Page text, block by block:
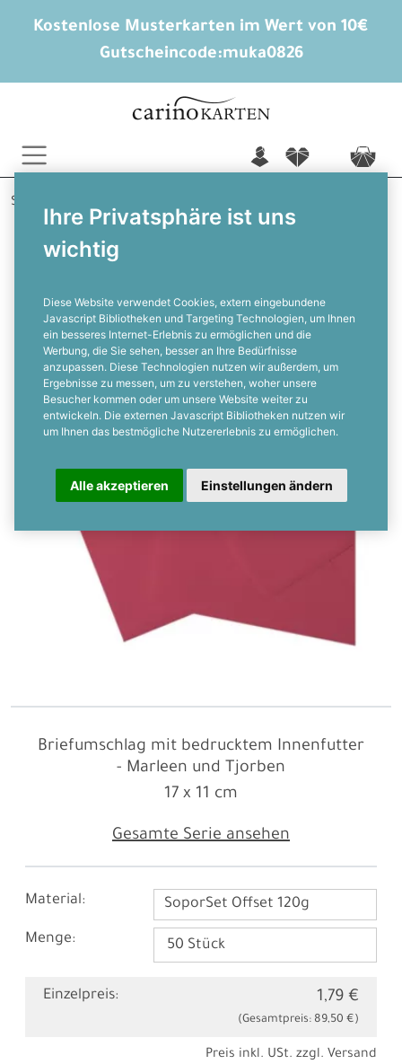
Kostenlose Musterkarten im Wert von 10€
Gutscheincode:muka0826
Ihre Privatsphäre ist uns
wichtig
Diese Website verwendet Cookies, extern eingebundene
Javascript Bibliotheken und Targeting Technologien, um Ihnen
ein besseres Internet-Erlebnis zu ermöglichen und die
Werbung, die Sie sehen, besser an Ihre Bedürfnisse
anzupassen. Diese Technologien nutzen wir außerdem, um
Ergebnisse zu messen, um zu verstehen, woher unsere
Besucher kommen oder um unsere Website weiter zu
entwickeln. Die externen Javascript Bibliotheken nutzen wir
um Ihnen das bestmögliche Nutzererlebnis zu ermöglichen.
Alle akzeptieren Einstellungen ändern
n f c
Startseite
Briefumschläge mit bedrucktem Innenfutter
Marleen und Tjorben
Briefumschlagsinlay im passenden
Rosso
Briefumschlag mit bedrucktem Innenfutter
- Marleen und Tjorben
Gesamte Serie ansehen
17 x 11 cm
Material: SoporSet Offset 120g
Menge:
Einzelpreis: 1,79 €
(Gesamtpreis: 89,50 €)
Preis inkl. USt. zzgl. Versand